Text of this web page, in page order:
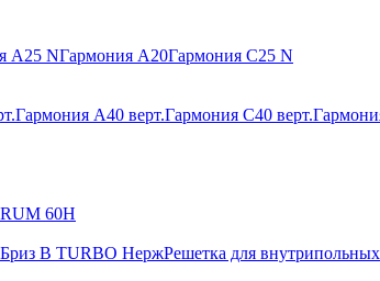
А25 NГармония А20Гармония С25 N
Гармония А40 верт.Гармония С40 верт.
60H
Бриз В TURBO НержРешетка для